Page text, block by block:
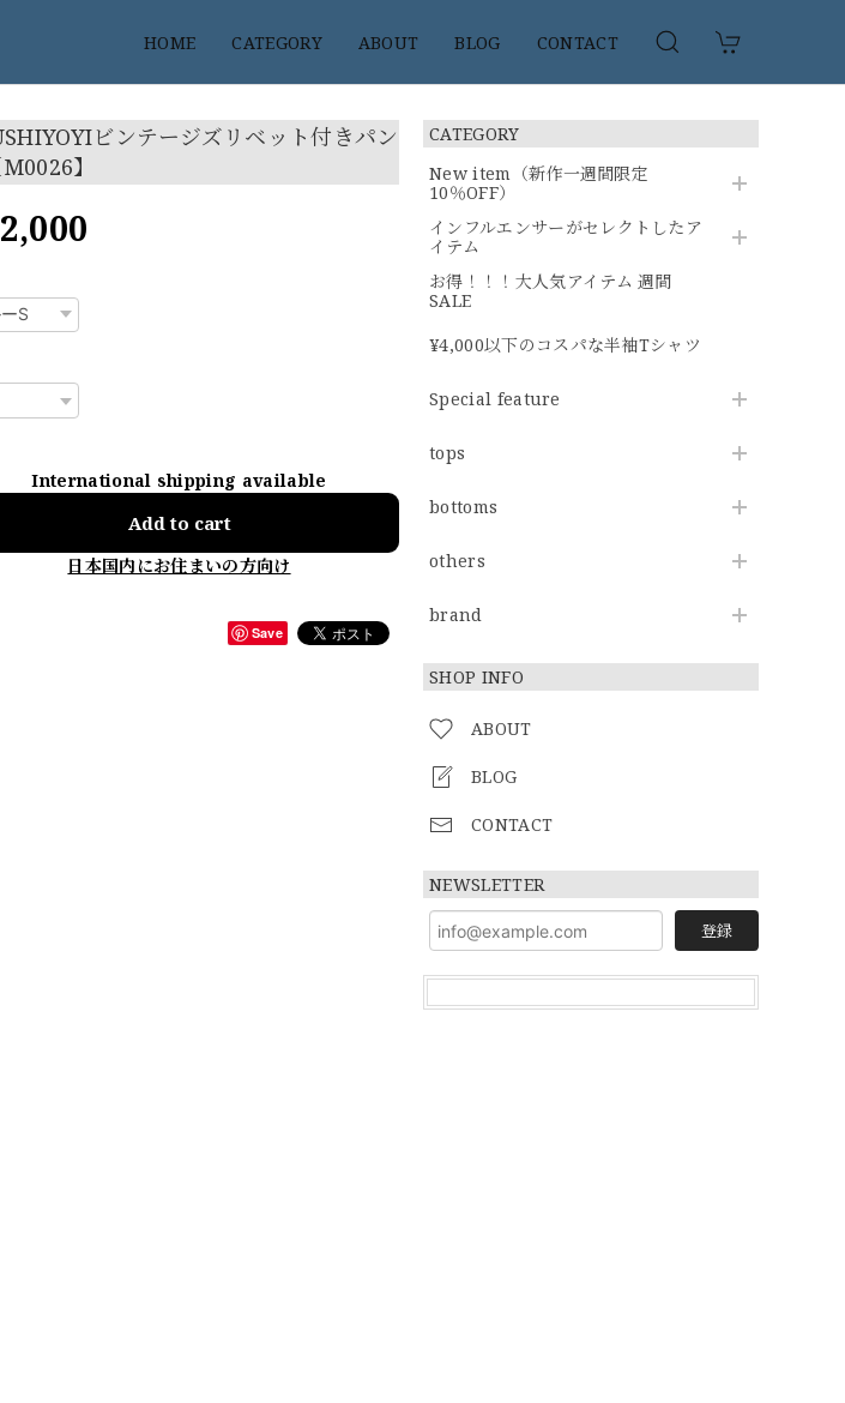
HOME CATEGORY ABOUT BLOG CONTACT
CATEGORY
New item（新作一週間限定
10％OFF）
インフルエンサーがセレクトしたア
イテム
お得！！！大人気アイテム 週間
SALE
¥4,000以下のコスパな半袖Tシャツ
Special feature
tops
bottoms
others
brand
SHOP INFO
ABOUT
BLOG
CONTACT
NEWSLETTER
登録
ビンテージズリベット付きパン
】
International shipping available
Add to cart
日本国内にお住まいの方向け
Save